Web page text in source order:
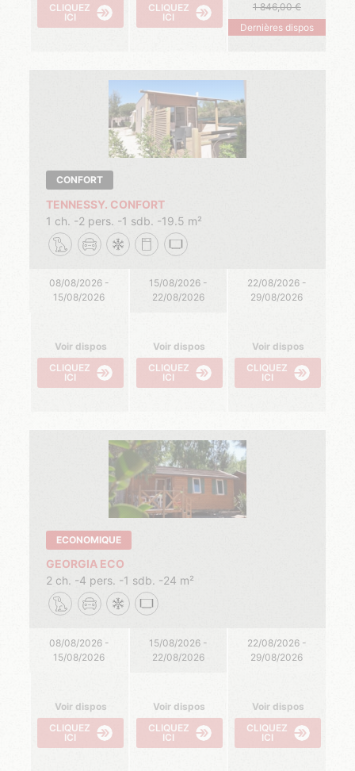
CONFORT
TENNESSY. CONFORT
1 ch.
2 pers. 1 sdb. 19.5 m²
08/08/2026 -
15/08/2026
15/08/2026 -
22/08/2026
22/08/2026 -
29/08/2026
Voir dispos
CLIQUEZ
ICI
Voir dispos
CLIQUEZ
ICI
Voir dispos
CLIQUEZ
ICI
ECONOMIQUE
GEORGIA ECO
2 ch.
4 pers. 1 sdb. 24 m²
08/08/2026 -
15/08/2026
15/08/2026 -
22/08/2026
22/08/2026 -
29/08/2026
Voir dispos
CLIQUEZ
ICI
Voir dispos
CLIQUEZ
ICI
Voir dispos
CLIQUEZ
ICI
CLIQUEZ
ICI
CLIQUEZ
ICI
1 846,00
Dernières dispos